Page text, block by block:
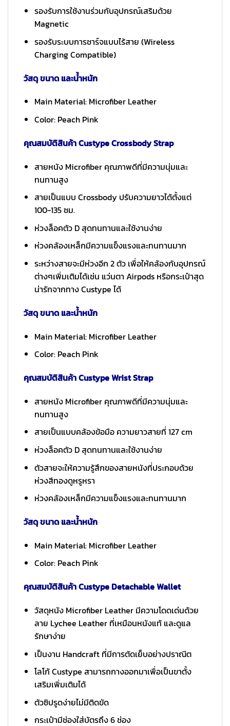
รองรับการใช้งานร่วมกับอุปกรณ์เสริมด้วย
Magnetic
รองรับระบบการชาร์จแบบไร้สาย (Wireless
Charging Compatible)
วัสดุ ขนาด และน้ำหนัก
Main Material: Microfiber Leather
Color: Peach Pink
คุณสมบัติสินค้า Custype Crossbody Strap
สายหนัง Microfiber คุณภาพดีที่มีความนุ่มและ
ทนทานสูง
สายเป็นแบบ Crossbody ปรับความยาวได้ตั้งแต่
100-135 ซม.
ห่วงล็อคตัว D สุดทนทานและใช้งานง่าย
ห่วงคล้องเหล็กมีความแข็งแรงและทนทานมาก
ระหว่างสายจะมีห่วงอีก 2 ตัว เพื่อให้คล้องกับอุปกรณ์
ต่างๆเพิ่มเติมได้เช่น แว่นตา Airpods หรือกระเป๋าสุด
น่ารักจากทาง Custype ได้
วัสดุ ขนาด และน้ำหนัก
Main Material: Microfiber Leather
Color: Peach Pink
คุณสมบัติสินค้า Custype Wrist Strap
สายหนัง Microfiber คุณภาพดีที่มีความนุ่มและ
ทนทานสูง
สายเป็นแบบคล้องข้อมือ ความยาวสายที่ 127 cm
ห่วงล็อคตัว D สุดทนทานและใช้งานง่าย
ตัวสายจะให้ความรู้สึกของสายหนังที่ประกอบด้วย
ห่วงสีทองดูหรูหรา
ห่วงคล้องเหล็กมีความแข็งแรงและทนทานมาก
วัสดุ ขนาด และน้ำหนัก
Main Material: Microfiber Leather
Color: Peach Pink
คุณสมบัติสินค้า Custype Detachable Wallet
วัสดุหนัง Microfiber Leather มีความโดดเด่นด้วย
ลาย Lychee Leather ที่เหมือนหนังแท้ และดูแล
รักษาง่าย
เป็นงาน Handcraft ที่มีการตัดเย็บอย่างปราณีต
โลโก้ Custype สามารถกางออกมาเพื่อเป็นขาตั้ง
เสริมเพิ่มเติมได้
ตัวซิปรูดง่ายไม่มีติดขัด
กระเป๋ามีช่องใส่บัตรถึง 6 ช่อง